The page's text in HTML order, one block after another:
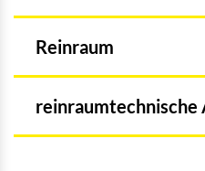
Reinraum
reinraumtechnische